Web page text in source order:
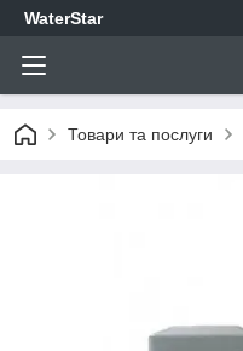
WaterStar
Товари та послуги